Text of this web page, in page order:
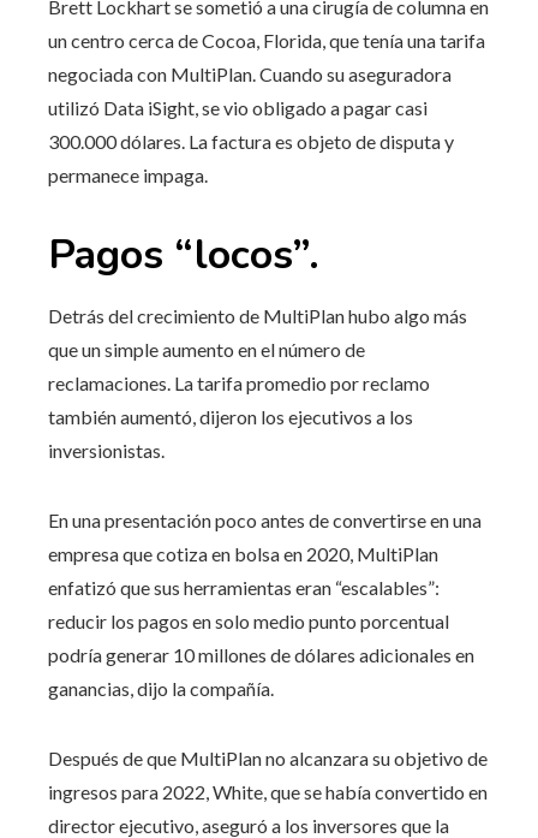
Brett Lockhart se sometió a una cirugía de columna en
un centro cerca de Cocoa, Florida, que tenía una tarifa
negociada con MultiPlan. Cuando su aseguradora
utilizó Data iSight, se vio obligado a pagar casi
300.000 dólares. La factura es objeto de disputa y
permanece impaga.
Pagos “locos”.
Detrás del crecimiento de MultiPlan hubo algo más
que un simple aumento en el número de
reclamaciones. La tarifa promedio por reclamo
también aumentó, dijeron los ejecutivos a los
inversionistas.
En una presentación poco antes de convertirse en una
empresa que cotiza en bolsa en 2020, MultiPlan
enfatizó que sus herramientas eran “escalables”:
reducir los pagos en solo medio punto porcentual
podría generar 10 millones de dólares adicionales en
ganancias, dijo la compañía.
Después de que MultiPlan no alcanzara su objetivo de
ingresos para 2022, White, que se había convertido en
director ejecutivo, aseguró a los inversores que la